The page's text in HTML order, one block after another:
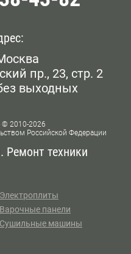
пр., 23, стр. 2
выходных
© 2010-2026
Российской Федерации
техники
Электроплиты
Варочные панели
Сушильные машины